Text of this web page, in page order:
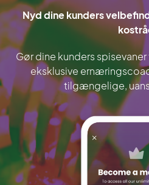
Nyd dine kunders
Gør dine kunders
eksklusive
tilgængelige,